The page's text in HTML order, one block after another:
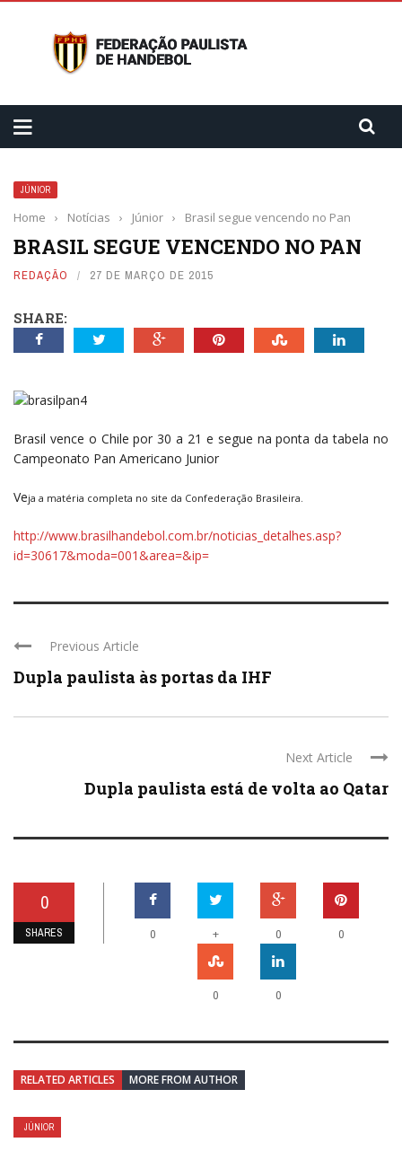
JÚNIOR
Home › Notícias › Júnior › Brasil segue vencendo no Pan
BRASIL SEGUE VENCENDO NO PAN
REDAÇÃO 27 DE MARÇO DE 2015
SHARE:
Brasil vence o Chile por 30 a 21 e segue na ponta da tabela no
Campeonato Pan Americano Junior
Veja a matéria completa no site da Confederação Brasileira.
http://www.brasilhandebol.com.br/noticias_detalhes.asp?
id=30617&moda=001&area=&ip=
Previous Article
Dupla paulista às portas da IHF
Next Article
Dupla paulista está de volta ao Qatar
0
SHARES 0 + 0 0
0 0
RELATED ARTICLES MORE FROM AUTHOR
JÚNIOR